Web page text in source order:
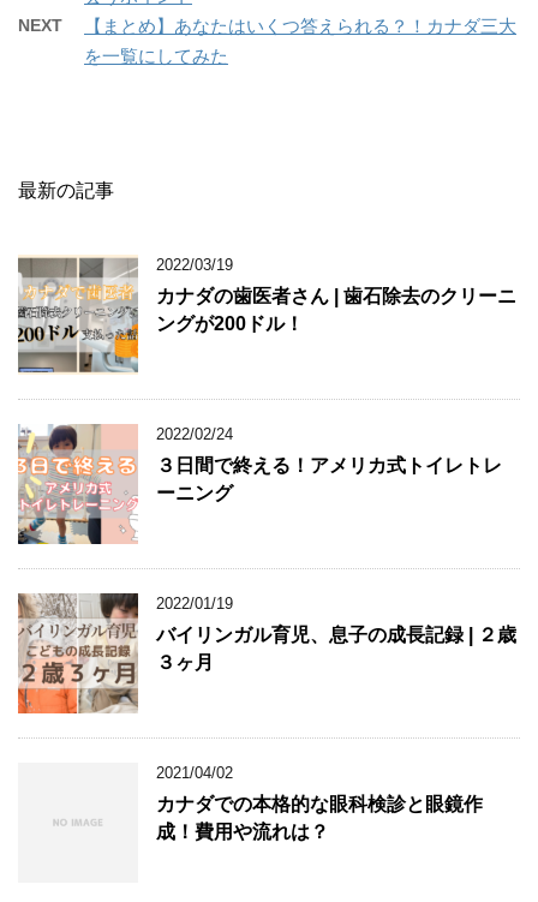
NEXT
【まとめ】あなたはいくつ答えられる？！カナダ三大
を一覧にしてみた
最新の記事
2022/03/19
カナダの歯医者さん | 歯石除去のクリーニ
ングが200ドル！
2022/02/24
３日間で終える！アメリカ式トイレトレ
ーニング
2022/01/19
バイリンガル育児、息子の成長記録 | ２歳
３ヶ月
2021/04/02
カナダでの本格的な眼科検診と眼鏡作
成！費用や流れは？